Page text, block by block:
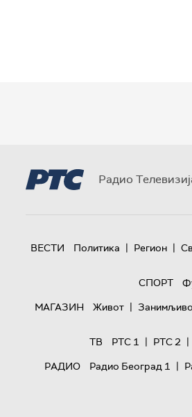
Радио
ВЕСТИ Политика | Регион |
СПОРТ
МАГАЗИН
Живот |
ТВ
РТС 1 | РТС 2 |
РАДИО
Радио Београд 1 |